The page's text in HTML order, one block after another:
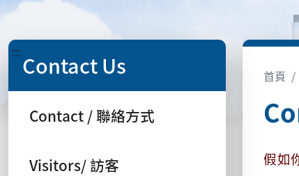
::: Contact Us
Contact / 聯絡方式
Visitors/ 訪客
首頁
假如